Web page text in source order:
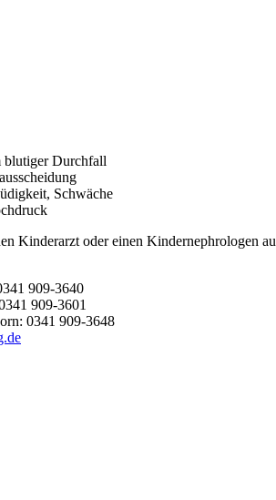
blutiger Durchfall
Schwäche
Kinderarzt oder einen Kindernephrologen
909-3640
909-3601
0341 909-3648